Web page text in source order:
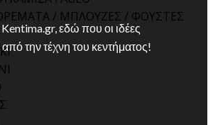
/ ΜΠΛΟΥΖΕΣ / ΦΟΥΣΤΕΣ
εδώ που οι ιδέες
την τέχνη του κεντήματος!